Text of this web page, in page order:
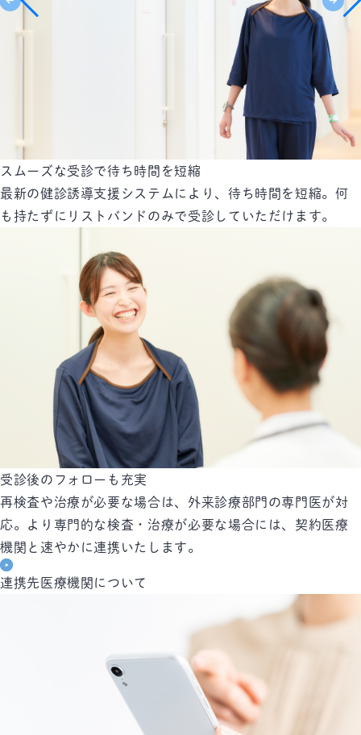
スムーズな受診で待ち時間を短縮
最新の健診誘導支援システムにより、待ち時間を短縮。何
も持たずにリストバンドのみで受診していただけます。
受診後のフォローも充実
再検査や治療が必要な場合は、外来診療部門の専門医が対
応。より専門的な検査・治療が必要な場合には、契約医療
機関と速やかに連携いたします。
連携先医療機関について